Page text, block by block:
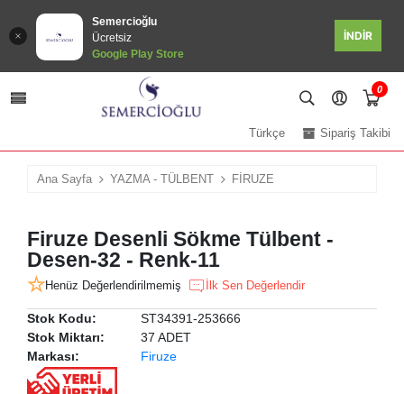
Semercioğlu
Ücretsiz
Google Play Store
İNDİR
0
Sipariş Takibi
Türkçe
Ana Sayfa YAZMA - TÜLBENT FİRUZE
Firuze Desenli Sökme Tülbent -
Desen-32 - Renk-11
Henüz Değerlendirilmemiş İlk Sen Değerlendir
Stok Kodu:
ST34391-253666
Stok Miktarı:
37 ADET
Markası:
Firuze